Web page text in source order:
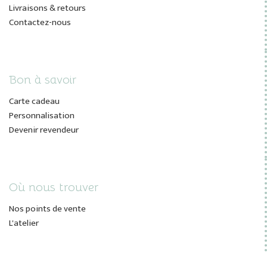
Livraisons & retours
Contactez-nous
Bon à savoir
Carte cadeau
Personnalisation
Devenir revendeur
Où nous trouver
Nos points de vente
L'atelier